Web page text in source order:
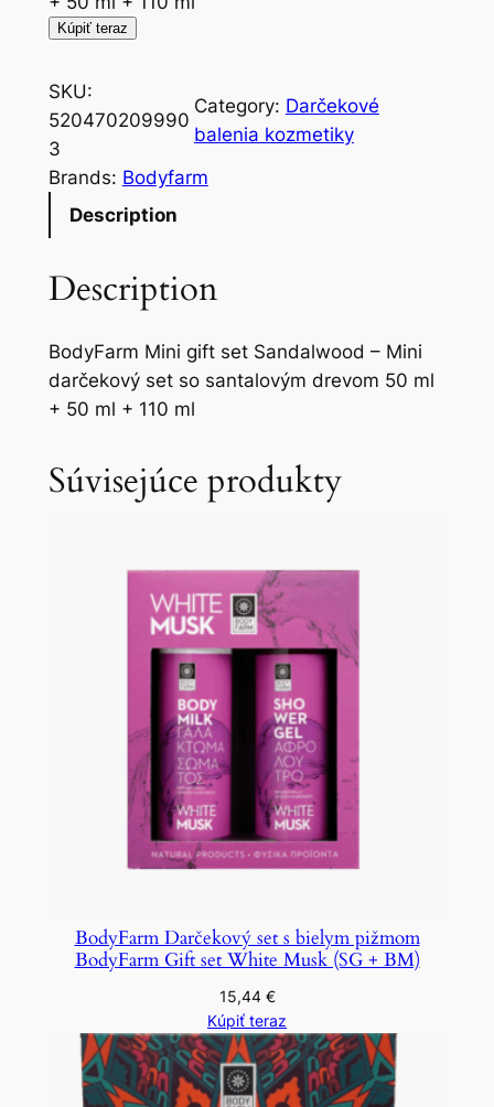
Kúpiť teraz
SKU:
520470209990
3
Category: Darčekové
balenia kozmetiky
Brands: Bodyfarm
Description
Description
BodyFarm Mini gift set Sandalwood – Mini
darčekový set so santalovým drevom 50 ml
+ 50 ml + 110 ml
Súvisejúce produkty
BodyFarm Darčekový set s bielym pižmom
BodyFarm Gift set White Musk (SG + BM)
15,44 €
Kúpiť teraz